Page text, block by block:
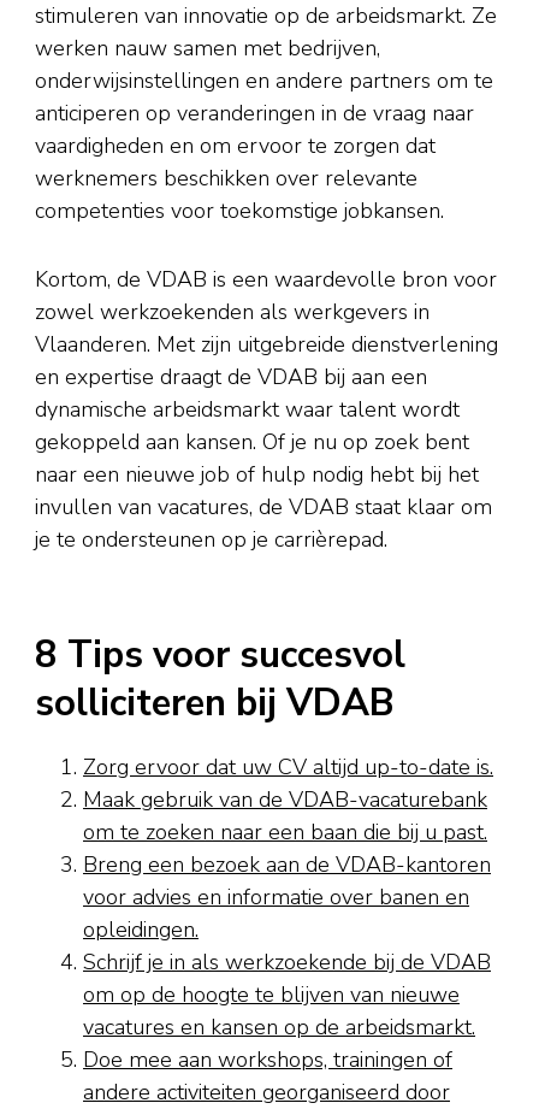
stimuleren van innovatie op de arbeidsmarkt. Ze
werken nauw samen met bedrijven,
onderwijsinstellingen en andere partners om te
anticiperen op veranderingen in de vraag naar
vaardigheden en om ervoor te zorgen dat
werknemers beschikken over relevante
competenties voor toekomstige jobkansen.
Kortom, de VDAB is een waardevolle bron voor
zowel werkzoekenden als werkgevers in
Vlaanderen. Met zijn uitgebreide dienstverlening
en expertise draagt de VDAB bij aan een
dynamische arbeidsmarkt waar talent wordt
gekoppeld aan kansen. Of je nu op zoek bent
naar een nieuwe job of hulp nodig hebt bij het
invullen van vacatures, de VDAB staat klaar om
je te ondersteunen op je carrièrepad.
8 Tips voor succesvol
solliciteren bij VDAB
Zorg ervoor dat uw CV altijd up-to-date is.
Maak gebruik van de VDAB-vacaturebank
om te zoeken naar een baan die bij u past.
Breng een bezoek aan de VDAB-kantoren
voor advies en informatie over banen en
opleidingen.
Schrijf je in als werkzoekende bij de VDAB
om op de hoogte te blijven van nieuwe
vacatures en kansen op de arbeidsmarkt.
Doe mee aan workshops, trainingen of
andere activiteiten georganiseerd door